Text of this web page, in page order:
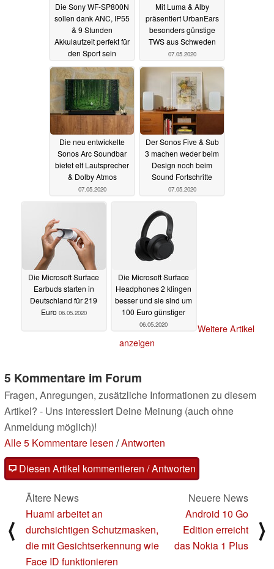
Die Sony WF-SP800N
sollen dank ANC, IP55
& 9 Stunden
Akkulaufzeit perfekt für
den Sport sein
07.05.2020
Mit Luma & Alby
präsentiert UrbanEars
besonders günstige
TWS aus Schweden
07.05.2020
Die neu entwickelte
Sonos Arc Soundbar
bietet elf Lautsprecher
& Dolby Atmos
07.05.2020
Der Sonos Five & Sub
3 machen weder beim
Design noch beim
Sound Fortschritte
07.05.2020
Die Microsoft Surface
Earbuds starten in
Deutschland für 219
Euro 06.05.2020
Die Microsoft Surface
Headphones 2 klingen
besser und sie sind um
100 Euro günstiger
06.05.2020
Weitere Artikel
anzeigen
5 Kommentare im Forum
Fragen, Anregungen, zusätzliche Informationen zu diesem
Artikel? - Uns interessiert Deine Meinung (auch ohne
Anmeldung möglich)!
Alle 5 Kommentare lesen /Antworten
Diesen Artikel kommentieren / Antworten
⟨
Ältere News
Huami arbeitet an
durchsichtigen Schutzmasken,
die mit Gesichtserkennung wie
Face ID funktionieren
Neuere News
Android 10 Go
Edition erreicht
das Nokia 1 Plus
⟩